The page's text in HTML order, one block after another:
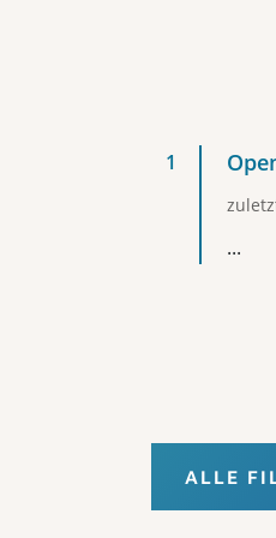
...
ALLE